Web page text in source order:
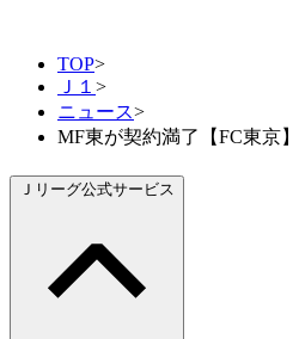
TOP>
Ｊ１ >
ニュース>
MF東が契約満了【FC東京】
Ｊリーグ公式サービス